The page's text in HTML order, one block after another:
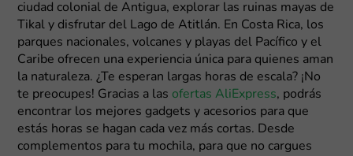
ciudad colonial de Antigua, explorar las ruinas mayas de
Tikal y disfrutar del Lago de Atitlán. En Costa Rica, los
parques nacionales, volcanes y playas del Pacífico y el
Caribe ofrecen una experiencia única para quienes aman
la naturaleza. ¿Te esperan largas horas de escala? ¡No
te preocupes! Gracias a las ofertas AliExpress, podrás
encontrar los mejores gadgets y acesorios para que
estás horas se hagan cada vez más cortas. Desde
complementos para tu mochila, para que no cargues